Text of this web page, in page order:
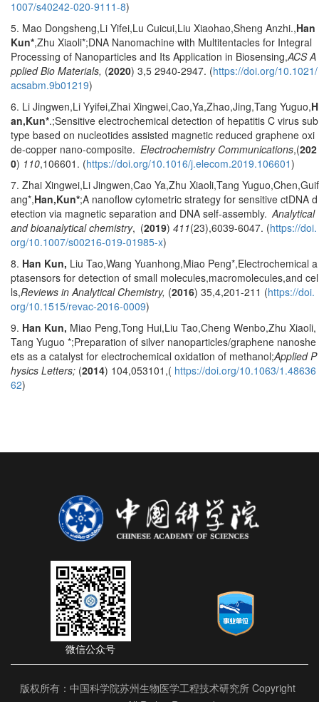
1007/s40242-020-9111-8)
5. Mao Dongsheng,Li Yifei,Lu Cuicui,Liu Xiaohao,Sheng Anzhi.,Han
Kun*,Zhu Xiaoli*;DNA Nanomachine with Multitentacles for Integral
Processing of Nanoparticles and Its Application in Biosensing,ACS A
pplied Bio Materials, (2020) 3,5 2940-2947. (https://doi.org/10.1021/
acsabm.9b01219)
6. Li Jingwen,Li Yyifei,Zhai Xingwei,Cao,Ya,Zhao,Jing,Tang Yuguo,H
an,Kun*.;Sensitive electrochemical detection of hepatitis C virus sub
type based on nucleotides assisted magnetic reduced graphene oxi
de-copper nano-composite. Electrochemistry Communications,(202
0) 110,106601. (https://doi.org/10.1016/j.elecom.2019.106601)
7. Zhai Xingwei,Li Jingwen,Cao Ya,Zhu Xiaoli,Tang Yuguo,Chen,Guif
ang*,Han,Kun*;A nanoflow cytometric strategy for sensitive ctDNA d
etection via magnetic separation and DNA self-assembly. Analytical
and bioanalytical chemistry, (2019) 411(23),6039-6047. (https://doi.
org/10.1007/s00216-019-01985-x)
8. Han Kun, Liu Tao,Wang Yuanhong,Miao Peng*,Electrochemical a
ptasensors for detection of small molecules,macromolecules,and cel
ls,Reviews in Analytical Chemistry, (2016) 35,4,201-211 (https://doi.
org/10.1515/revac-2016-0009)
9. Han Kun, Miao Peng,Tong Hui,Liu Tao,Cheng Wenbo,Zhu Xiaoli,
Tang Yuguo *;Preparation of silver nanoparticles/graphene nanoshe
ets as a catalyst for electrochemical oxidation of methanol;Applied P
hysics Letters; (2014) 104,053101,( https://doi.org/10.1063/1.48636
62)
微信公众号
版权所有：中国科学院苏州生物医学工程技术研究所 Copyright